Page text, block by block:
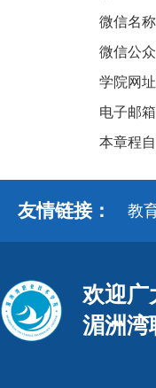
微信名
微信公众
学院网址
电子邮箱
本章程
友情链接： 教
欢迎广
湄洲湾